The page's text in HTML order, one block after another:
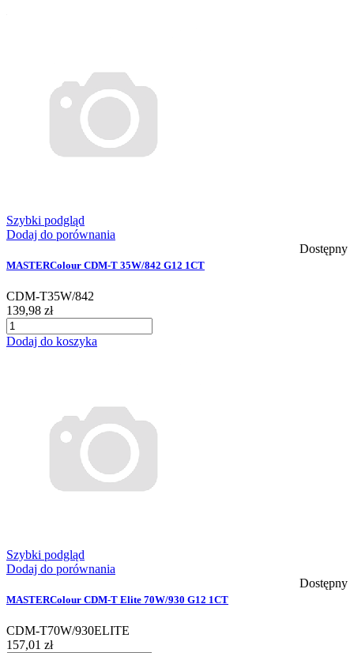
Szybki podgląd
Dodaj do porównania
Dostępny
MASTERColour CDM-T 35W/842 G12 1CT
CDM-T35W/842
139,98 zł
Dodaj do koszyka
Szybki podgląd
Dodaj do porównania
Dostępny
MASTERColour CDM-T Elite 70W/930 G12 1CT
CDM-T70W/930ELITE
157,01 zł